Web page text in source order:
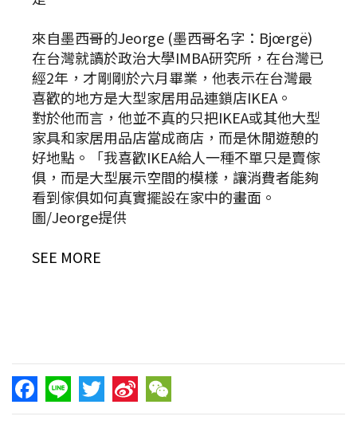
來自墨西哥的Jeorge (墨西哥名字：Bjœrgë)
在台灣就讀於政治大學IMBA研究所，在台灣已
經2年，才剛剛於六月畢業，他表示在台灣最
喜歡的地方是大型家居用品連鎖店IKEA。
對於他而言，他並不真的只把IKEA或其他大型
家具和家居用品店當成商店，而是休閒遊憩的
好地點。「我喜歡IKEA給人一種不單只是賣傢
俱，而是大型展示空間的模樣，讓消費者能夠
看到傢俱如何真實擺設在家中的畫面。
圖/Jeorge提供
SEE MORE
Facebook
Line TwitterSina WeChat